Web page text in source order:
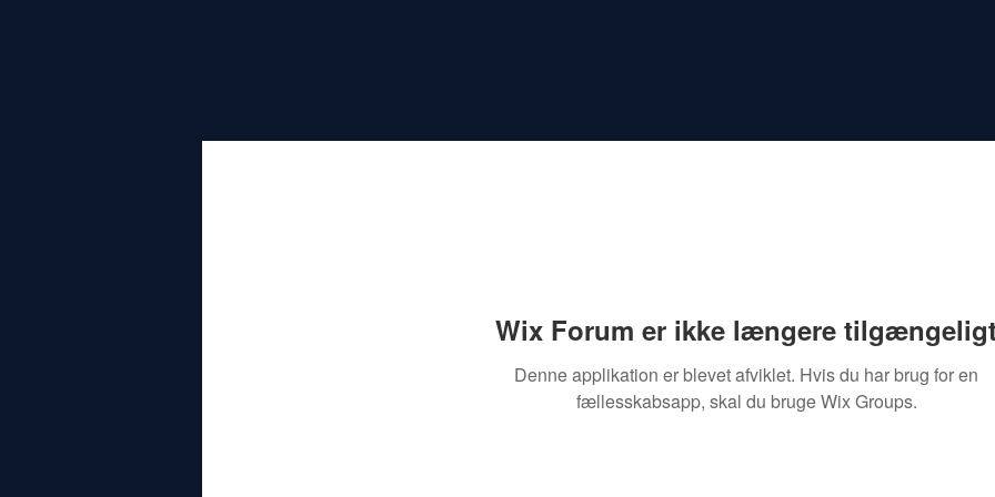
Wix Forum er ikke længere
Denne applikation er blevet afviklet. Hvis du har brug for en
fællesskabsapp, skal du bruge Wix Groups.